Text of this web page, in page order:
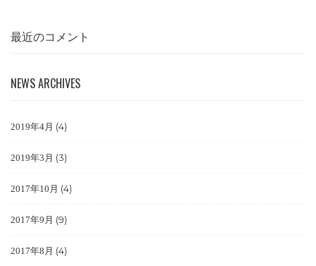
最近のコメント
NEWS ARCHIVES
2019年4月 (4)
2019年3月 (3)
2017年10月 (4)
2017年9月 (9)
2017年8月 (4)